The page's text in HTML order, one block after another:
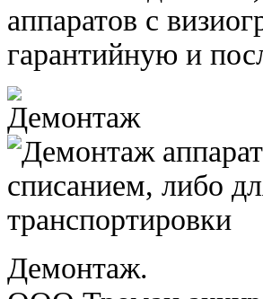
аппаратов с
гарантийную и
Демонтаж.